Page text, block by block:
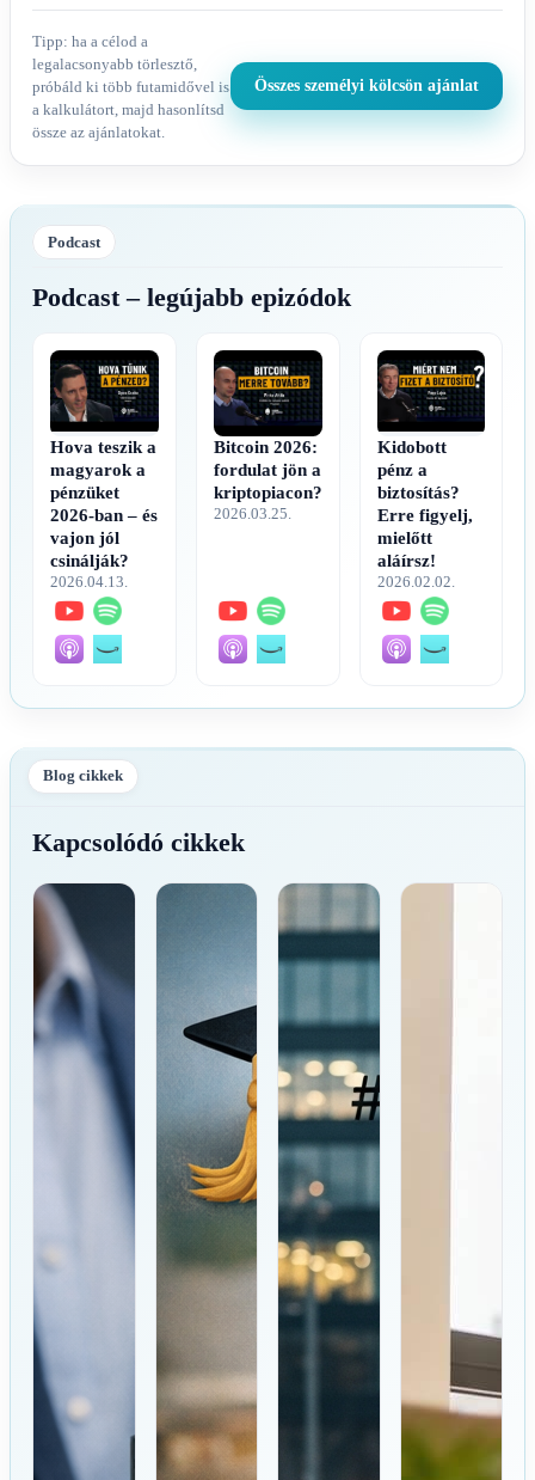
Tipp: ha a célod a
legalacsonyabb törlesztő,
próbáld ki több futamidővel is
a kalkulátort, majd hasonlítsd
össze az ajánlatokat.
Összes személyi kölcsön ajánlat
Podcast
Podcast – legújabb epizódok
Hova teszik a
magyarok a
pénzüket
2026-ban – és
vajon jól
csinálják?
2026.04.13.
Bitcoin 2026:
fordulat jön a
kriptopiacon?
2026.03.25.
Kidobott
pénz a
biztosítás?
Erre figyelj,
mielőtt
aláírsz!
2026.02.02.
Blog cikkek
Kapcsolódó cikkek